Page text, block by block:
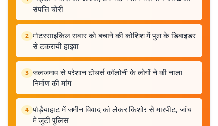
संपत्ति चोरी
2 मोटरसाइकिल सवार को बचाने की कोशिश में पुल के डिवाइडर
से टकरायी हाइवा
3 जलजमाव से परेशान टीचर्स कॉलोनी के लोगों ने की नाला
निर्माण की मांग
4 पोड़ैयाहाट में जमीन विवाद को लेकर किशोर से मारपीट, जांच
में जुटी पुलिस